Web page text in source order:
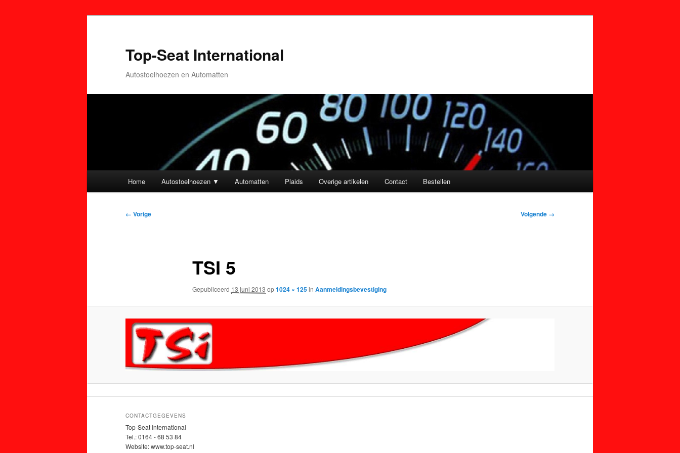
Top-Seat International
Autostoelhoezen en Automatten
Spring
Spring
Home Autostoelhoezen ▼ Automatten Plaids Overige artikelen Contact Bestellen
Afbeeldingsnavigatie
← Vorige Volgende →
TSI 5
Gepubliceerd 13 juni 2013 op1024 × 125in Aanmeldingsbevestiging
CONTACTGEGEVENS
Top-Seat International
Tel.: 0164 - 68 53 84
Website: www.top-seat.nl